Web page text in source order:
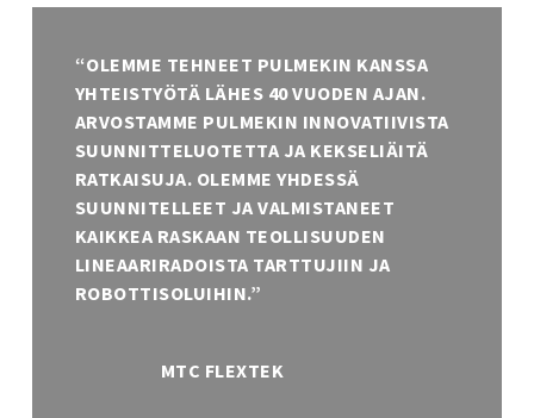
“OLEMME TEHNEET PULMEKIN KANSSA
YHTEISTYÖTÄ LÄHES 40 VUODEN AJAN.
ARVOSTAMME PULMEKIN INNOVATIIVISTA
SUUNNITTELUOTETTA JA KEKSELIÄITÄ
RATKAISUJA. OLEMME YHDESSÄ
SUUNNITELLEET JA VALMISTANEET
KAIKKEA RASKAAN TEOLLISUUDEN
LINEAARIRADOISTA TARTTUJIIN JA
ROBOTTISOLUIHIN.”
MTC FLEXTEK